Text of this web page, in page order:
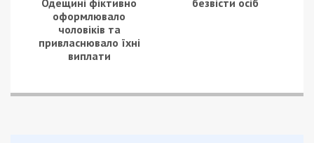
Інформація щодо руйнувань та постраждалих
уточнюється.
Нагадаємо, раніше ми повідомляли про те що
Facebook
Telegram
Twitter
WhatsApp
ViberEmail